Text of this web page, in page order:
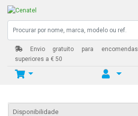
Envio gratuito para encomendas
superiores a € 50
Disponibilidade